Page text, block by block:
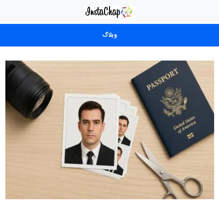
وبلاگ